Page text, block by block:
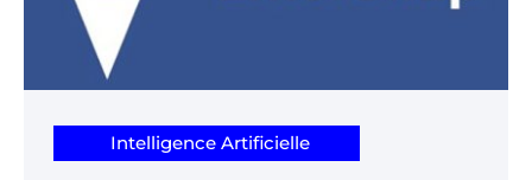
Intelligence Artificielle